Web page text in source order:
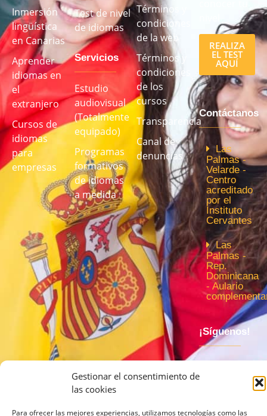
Gestionar el consentimiento de
las cookies
Para ofrecer las mejores experiencias, utilizamos tecnologías como las
Inmersión
lingüística
en Canarias
Aprender
idiomas en
el
extranjero
Cursos de
idiomas
para
empresas
Test de nivel
de idiomas
Servicios
Estudio
audiovisual
(Totalmente
equipado)
Programas
formativos
de idiomas
a medida
Términos y
condiciones
de la web
Términos y
condiciones
de los
cursos
Transparencia
Canal de
denuncias
REALIZA
EL TEST
AQUÍ
Contáctanos
Las
Palmas -
Velarde -
Centro
acreditado
por el
Instituto
Cervantes
Las
Palmas -
Rep.
Dominicana
- Aulario
¡Síguenos!